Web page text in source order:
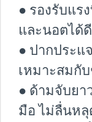
● รองรับแ
และนอตได้
● ปากประแ
เหมาะสมกั
● ด้ามจับยา
มือ ไม่ลื่นห